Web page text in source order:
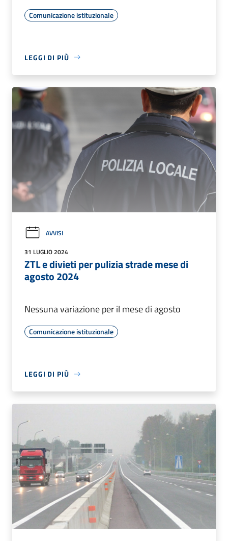
Comunicazione istituzionale
LEGGI DI PIÙ
AVVISI
31 LUGLIO 2024
ZTL e divieti per pulizia strade mese di
agosto 2024
Nessuna variazione per il mese di agosto
Comunicazione istituzionale
LEGGI DI PIÙ